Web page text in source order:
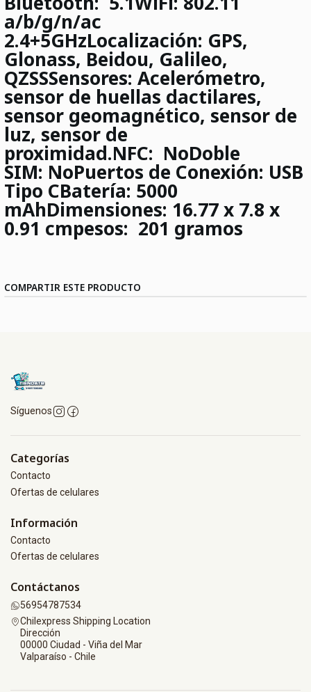
a/b/g/n/ac
2.4+5GHzLocalización: GPS,
Glonass, Beidou, Galileo,
QZSSSensores: Acelerómetro,
sensor de huellas dactilares,
sensor geomagnético, sensor de
luz, sensor de
proximidad.NFC: NoDoble
SIM: NoPuertos de Conexión: USB
Tipo CBatería: 5000
mAhDimensiones: 16.77 x 7.8 x
0.91 cmpesos: 201 gramos
COMPARTIR ESTE PRODUCTO
Síguenos
Categorías
Contacto
Ofertas de celulares
Información
Contacto
Ofertas de celulares
Contáctanos
56954787534
Chilexpress Shipping Location
Dirección
00000 Ciudad - Viña del Mar
Valparaíso - Chile